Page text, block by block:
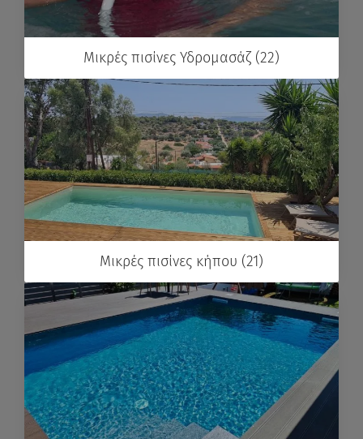
Μικρές πισίνες Υδρομασάζ (22)
Μικρές πισίνες κήπου (21)